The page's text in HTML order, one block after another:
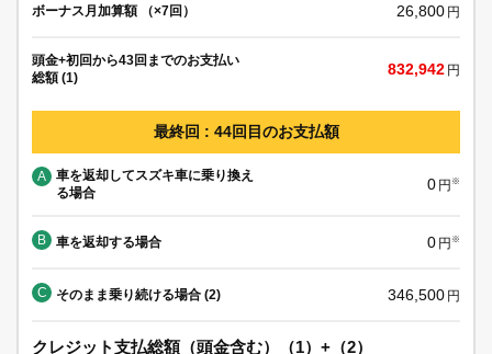
ボーナス月加算額 （×7回） 26,800 円
頭金+初回から43回までのお支払い
総額 (1)
832,942 円
最終回 : 44回目のお支払額
A
車を返却してスズキ車に乗り換え
る場合
0 円 ※
B 車を返却する場合 0 円 ※
C そのまま乗り続ける場合 (2) 346,500 円
クレジット支払総額（頭金含む）（1）+（2）